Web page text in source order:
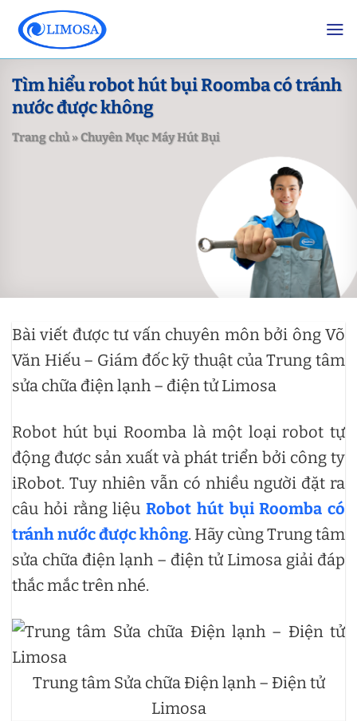
content
Tìm hiểu robot hút bụi Roomba có tránh
nước được không
Trang chủ»Chuyên Mục Máy Hút Bụi
Bài viết được tư vấn chuyên môn bởi ông Võ
Văn Hiếu – Giám đốc kỹ thuật của Trung tâm
sửa chữa điện lạnh – điện tử Limosa
Robot hút bụi Roomba là một loại robot tự
động được sản xuất và phát triển bởi công ty
iRobot. Tuy nhiên vẫn có nhiều người đặt ra
câu hỏi rằng liệu Robot hút bụi Roomba có
tránh nước được không. Hãy cùng Trung tâm
sửa chữa điện lạnh – điện tử Limosa giải đáp
thắc mắc trên nhé.
Trung tâm Sửa chữa Điện lạnh – Điện tử
Limosa